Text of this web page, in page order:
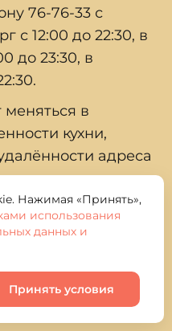
0
76‑76‑33 с
с 12:00 до 22:30, в
до 23:30, в
в
кухни,
адреса
время доставки
Нажимая «Принять»,
использования
данных и
Принять условия